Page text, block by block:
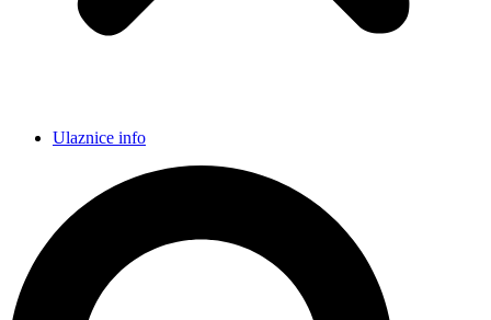
Ulaznice info